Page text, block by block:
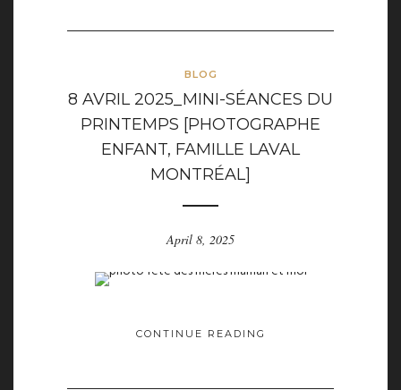
BLOG
8 AVRIL 2025_MINI-SÉANCES DU
PRINTEMPS [PHOTOGRAPHE
ENFANT, FAMILLE LAVAL
MONTRÉAL]
April 8, 2025
CONTINUE READING